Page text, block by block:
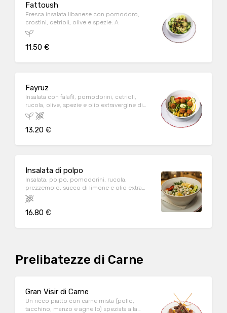
Fattoush
Fresca insalata libanese con pomodoro,
crostini, cetrioli, olive e spezie. A
11.50 €
Fayruz
Insalata con falafil, pomodorini, cetrioli,
rucola, olive, spezie e olio extravergine di
oliva.
13.20 €
Insalata di polpo
Insalata, polpo, pomodorini, rucola,
prezzemolo, succo di limone e olio extra
vergine d'oliva. P
16.80 €
Prelibatezze di Carne
Gran Visir di Carne
Un ricco piatto con carne mista (pollo,
tacchino, manzo e agnello) speziata alla